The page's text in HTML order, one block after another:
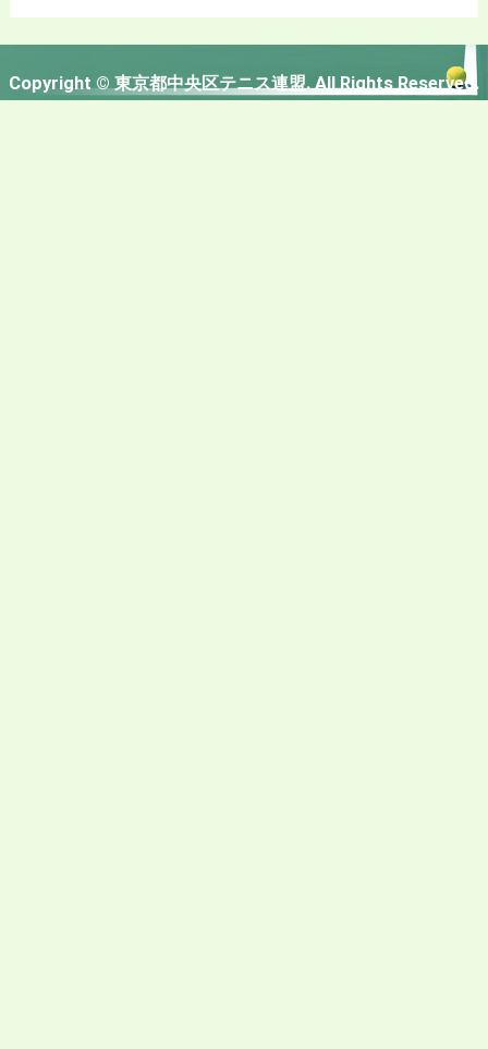
Copyright © 東京都中央区テニス連盟. All Rights Reserved.